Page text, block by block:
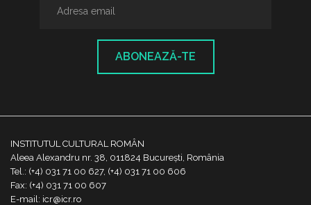
ABONEAZĂ-TE
INSTITUTUL CULTURAL ROMÂN
Aleea Alexandru nr. 38, 011824 București, România
Tel.: (+4) 031 71 00 627, (+4) 031 71 00 606
Fax: (+4) 031 71 00 607
E-mail: icr@icr.ro